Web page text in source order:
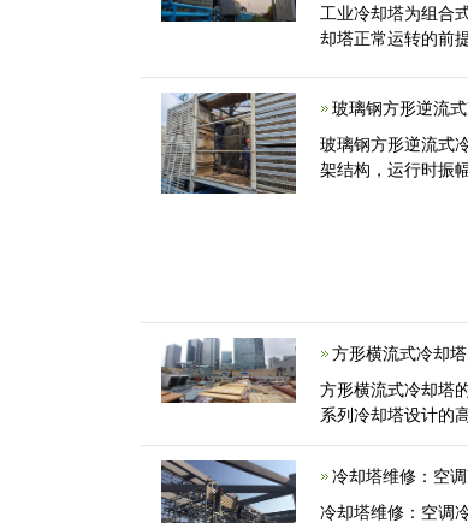
工业冷却塔为组合
却塔正常运转的前
玻璃钢方形逆流
玻璃钢方形逆流式
架结构，运行时振
方形横流式冷却
方形横流式冷却塔
系列冷却塔设计的
冷却塔维修：空
冷却塔维修：空调